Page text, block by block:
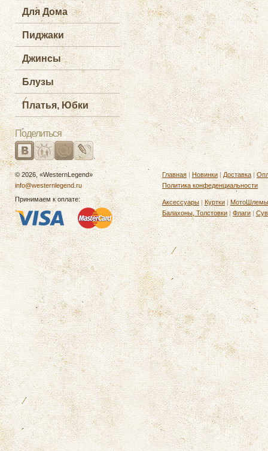
Для Дома
Пиджаки
Джинсы
Блузы
Платья, Юбки
Поделиться
© 2026, «WesternLegend»
info@westernlegend.ru
Принимаем к оплате:
Главная | Новинки | Доставка |
Политика конфеденциальности
Аксессуары | Куртки | МотоШлемы
Балахоны, Толстовки |Флаги |